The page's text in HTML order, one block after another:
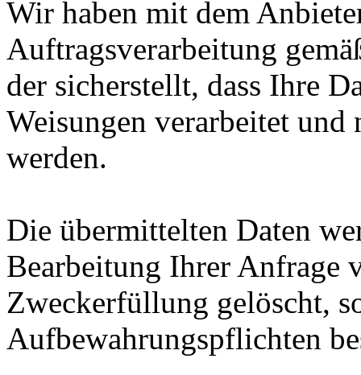
Wir haben mit dem
Auftragsverarbeitung
der sicherstellt, dass Ihre
Weisungen verarbeitet
werden.
Die übermittelten Daten
Bearbeitung Ihrer Anfrage
Zweckerfüllung gelöscht,
Aufbewahrungspflichten